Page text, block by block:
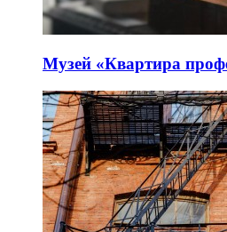
Музей «Квартира